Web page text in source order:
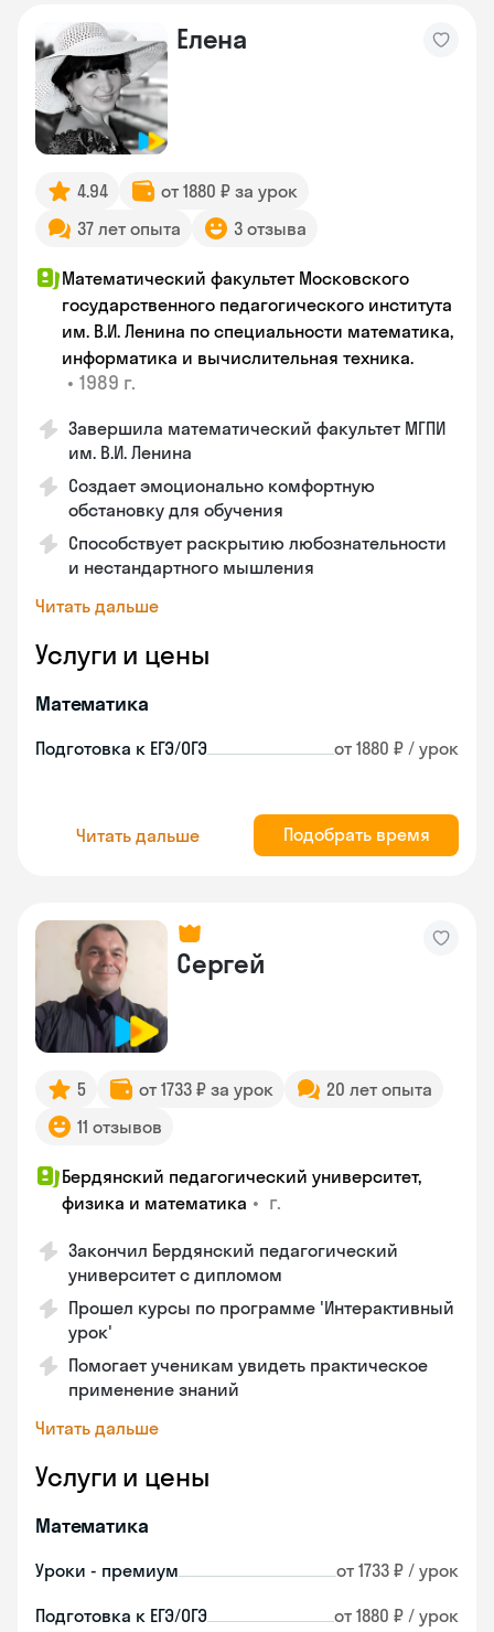
Елена
4.94
от 1880 ₽ за урок
37 лет опыта
3 отзыва
Математический факультет Московского
государственного педагогического института
им. В.И. Ленина по специальности математика,
информатика и вычислительная техника.
• 1989 г.
Завершила математический факультет МГПИ
им. В.И. Ленина
Создает эмоционально комфортную
обстановку для обучения
Способствует раскрытию любознательности
и нестандартного мышления
Читать дальше
Услуги и цены
Математика
Подготовка к ЕГЭ/ОГЭ от 1880 ₽ / урок
Читать дальше Подобрать время
Сергей
5 от 1733 ₽ за урок
20 лет опыта
11 отзывов
Бердянский педагогический университет,
физика и математика • г.
Закончил Бердянский педагогический
университет с дипломом
Прошел курсы по программе 'Интерактивный
урок'
Помогает ученикам увидеть практическое
применение знаний
Читать дальше
Услуги и цены
Математика
Уроки - премиум от 1733 ₽ / урок
Подготовка к ЕГЭ/ОГЭ от 1880 ₽ / урок